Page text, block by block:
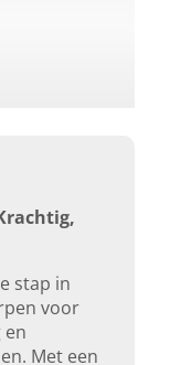
stap in
voor
en
Met een